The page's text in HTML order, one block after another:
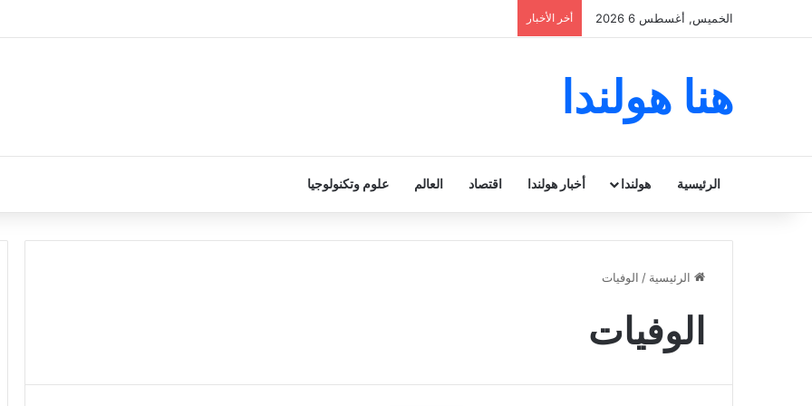
الخميس, أغسطس 6 2026 أخر الأخبار
هنا هولندا
الرئيسية هولندا أخبار هولندا اقتصاد العالم علوم وتكنولوجيا
الرئيسية / الوفيات
الوفيات